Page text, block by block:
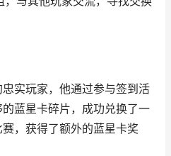
实玩家，他通过参与签到活
蓝星卡碎片，成功兑换了一
，获得了额外的蓝星卡奖